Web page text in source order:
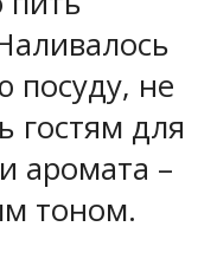
посуду, не
гостям для
аромата –
тоном.